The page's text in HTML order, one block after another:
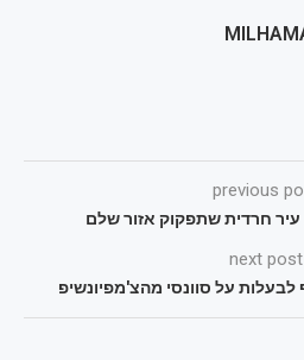
previous
חרדית שתפקוק אזור שלם
next post
לבעלות על סוונסי מהצ'מפיונשיפ